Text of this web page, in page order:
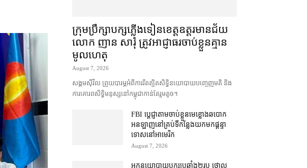
ក្រុមប្រឹក្សា​បក្ស​ភ្លើងទៀន​ខេត្ត​ឧត្ដរមានជ័យ
លោក ញាន សារុំ ត្រូវ​អាជ្ញាធរ​ចាប់ខ្លួន​គ្មាន​
មូលហេតុ
August 7, 2026
សង្គម​ស៊ីវិល ព្រួយបារម្ភ​អំពី​ការ​រឹតត្បិត​សិទ្ធិ​នយោបាយ​បញ្ចេញមតិ និង​
ការគោរព​សិទ្ធិមនុស្ស​នៅ​កម្ពុជា​កាន់តែ​រួម​តូច។
FBI ប្ដេជ្ញា​តាម​ចាប់ខ្លួន​មេខ្លោង​ឆបោក​
អនឡាញ​នៅ​គ្រប់​ទីកន្លែង​យក​មក​ផ្ដន្ទា
ទោស​នៅ​អាមេរិក
August 7, 2026
អ្នកនយោបាយ​បក្ស​ប្រឆាំង​២​រូប ថ្កោល